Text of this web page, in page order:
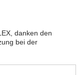
danken den
bei der